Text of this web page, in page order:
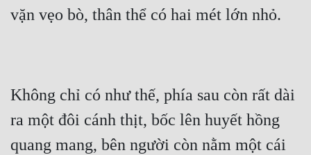
vặn vẹo bò, thân thể có hai mét lớn nhỏ.
Không chỉ có như thế, phía sau còn rất dài
ra một đôi cánh thịt, bốc lên huyết hồng
quang mang, bên người còn nằm một cái